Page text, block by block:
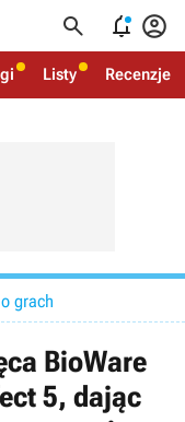
  
Listy Recenzje
grach
BioWare
5, dając